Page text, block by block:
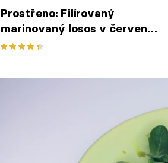
Prostřeno: Filírovaný
marinovaný losos v červené
řepě